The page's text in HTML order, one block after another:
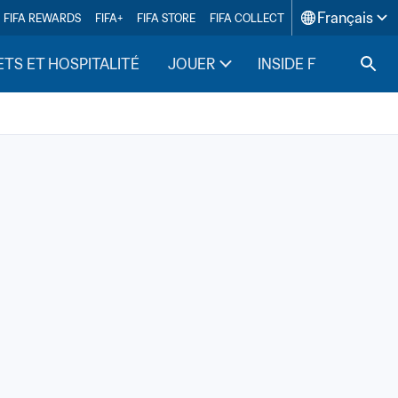
FIFA REWARDS FIFA+ FIFA STORE FIFA COLLECT Français
ET HOSPITALITÉ JOUER INSIDE FIFA